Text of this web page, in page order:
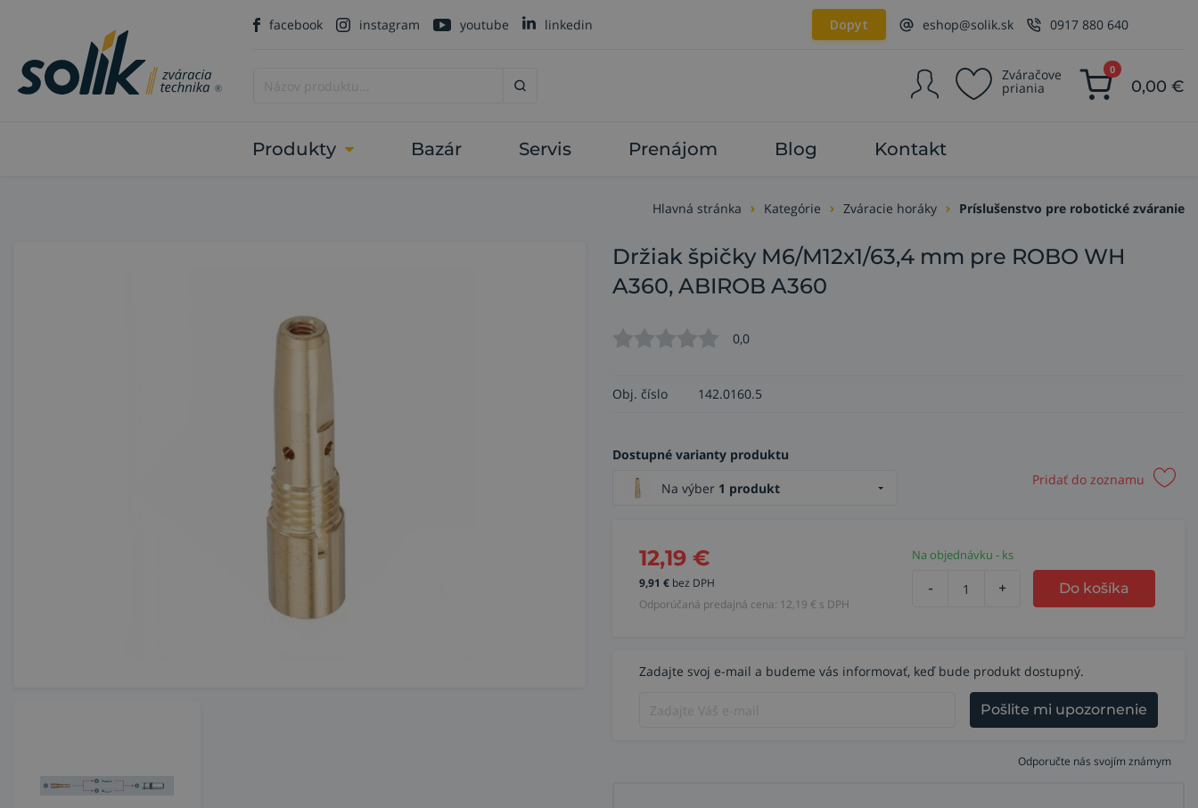
facebook instagram youtube linkedin Dopyt eshop@solik.sk 0917 880 640
Zváračove
priania
0
0,00 €
Produkty Bazár Servis Prenájom Blog Kontakt
Hlavná stránka Kategórie Zváracie horáky Príslušenstvo pre robotické zváranie
Držiak špičky M6/M12x1/63,4 mm pre ROBO WH
A360, ABIROB A360
0,0
Obj. číslo 142.0160.5
Dostupné varianty produktu
Na výber 1 produkt
Pridať do zoznamu
12,19 €
9,91 € bez DPH
Odporúčaná predajná cena: 12,19 € s DPH
Na objednávku - ks
- + Do košíka
Zadajte svoj e-mail a budeme vás informovať, keď bude produkt dostupný.
Pošlite mi upozornenie
Odporučte nás svojím známym